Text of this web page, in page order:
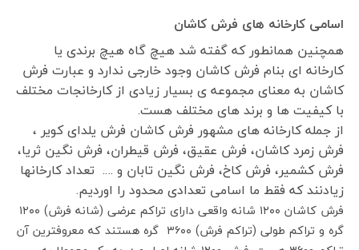
اسامی کارخانه های فرش کاشان
همچنین همانطور که گفته شد هیچ گاه هیچ برندی یا
کارخانه ای بنام فرش کاشان وجود خارجی ندارد و عبارت فرش
کاشان به معنای مجموعه ی بسیار زیادی از کارخانجات مختلف
با کیفیت ها و برند های مختلف هست.
از جمله کارخانه های مشهور فرش کاشان فرش یلدای کویر ،
فرش زمرد کاشان، فرش عقیق، فرش قیطران، فرش نگین ثریا،
فرش کشمیر، فرش کاخ، فرش نگین تابان و …. تعداد کارخانها
زیادنند که فقط ما اسامی تعدادی محدود را اوردیم.
فرش کاشان ۱۲۰۰ شانه واقعی دارای تراکم عرضی (شانه فرش) ۱۲۰۰
گره و تراکم طولی (تراکم فرش) ۳۶۰۰ گره هستند که معروفترین آن